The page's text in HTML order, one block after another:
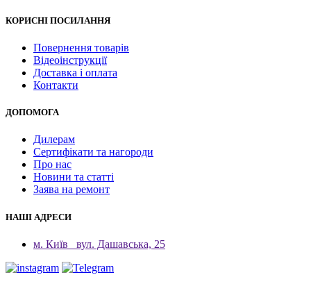
КОРИСНІ ПОСИЛАННЯ
Повернення товарів
Відеоінструкції
Доставка і оплата
Контакти
ДОПОМОГА
Дилерам
Сертифікати та нагороди
Про нас
Новини та статті
Заява на ремонт
НАШІ АДРЕСИ
м. Київ вул. Дашавська, 25